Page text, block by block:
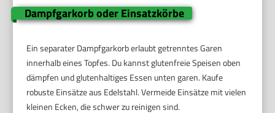
Dampfgarkorb oder Einsatzkörbe
Ein separater Dampfgarkorb erlaubt getrenntes Garen
innerhalb eines Topfes. Du kannst glutenfreie Speisen oben
dämpfen und glutenhaltiges Essen unten garen. Kaufe
robuste Einsätze aus Edelstahl. Vermeide Einsätze mit vielen
kleinen Ecken, die schwer zu reinigen sind.